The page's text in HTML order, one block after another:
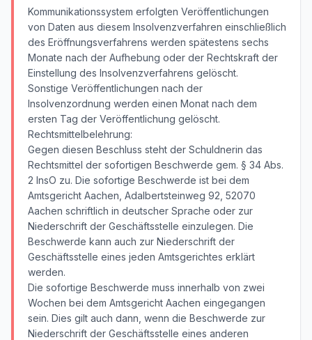
Kommunikationssystem erfolgten Veröffentlichungen
von Daten aus diesem Insolvenzverfahren einschließlich
des Eröffnungsverfahrens werden spätestens sechs
Monate nach der Aufhebung oder der Rechtskraft der
Einstellung des Insolvenzverfahrens gelöscht.
Sonstige Veröffentlichungen nach der
Insolvenzordnung werden einen Monat nach dem
ersten Tag der Veröffentlichung gelöscht.
Rechtsmittelbelehrung:
Gegen diesen Beschluss steht der Schuldnerin das
Rechtsmittel der sofortigen Beschwerde gem. § 34 Abs.
2 InsO zu. Die sofortige Beschwerde ist bei dem
Amtsgericht Aachen, Adalbertsteinweg 92, 52070
Aachen schriftlich in deutscher Sprache oder zur
Niederschrift der Geschäftsstelle einzulegen. Die
Beschwerde kann auch zur Niederschrift der
Geschäftsstelle eines jeden Amtsgerichtes erklärt
werden.
Die sofortige Beschwerde muss innerhalb von zwei
Wochen bei dem Amtsgericht Aachen eingegangen
sein. Dies gilt auch dann, wenn die Beschwerde zur
Niederschrift der Geschäftsstelle eines anderen